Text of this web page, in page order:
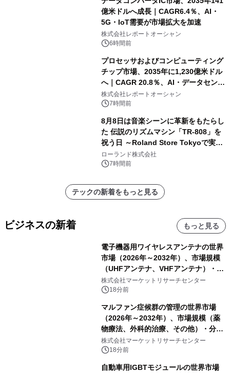
億米ドルへ成長｜CAGR6.4％、AI・
5G・IoT需要が市場拡大を加速
株式会社レポートオーシャン
6時間前
プロセッサおよびコンピューティング
チップ市場、2035年に1,230億米ドル
へ｜CAGR 20.8％、AI・データセンタ
ー需要が成長を牽引
株式会社レポートオーシャン
7時間前
8月8日は音楽シーンに革新をもたらし
た 伝説のリズムマシン「TR-808」を
祝う日 ～Roland Store Tokyoで実機
を展示しての 記念キャンペーンを開
催 英国ラジオ「NTS」の 特別プログ
アーティストを フィーチャーしたアニ
メーションを公開～
ローランド株式会社
7時間前
テックの新着をもっと見る
ビジネスの新着 もっと見る
電子機器用ワイヤレスアンテナの世界
市場（2026年～2032年）、市場規模
（UHFアンテナ、VHFアンテナ）・分
析レポートを発表
株式会社マーケットリサーチセンター
18分前
マルファン症候群の管理の世界市場
（2026年～2032年）、市場規模（薬
物療法、外科的治療、その他）・分析
レポートを発表
株式会社マーケットリサーチセンター
18分前
自動車用IGBTモジュールの世界市場